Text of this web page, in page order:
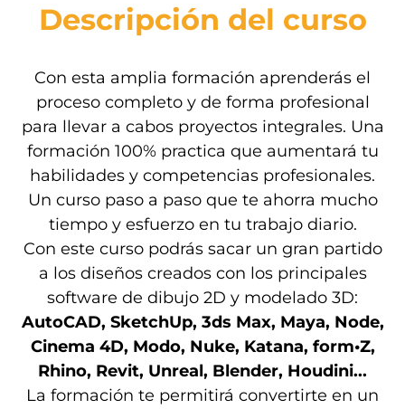
Descripción del curso
Con esta amplia formación aprenderás el
proceso completo y de forma profesional
para llevar a cabos proyectos integrales. Una
formación 100% practica que aumentará tu
habilidades y competencias profesionales.
Un curso paso a paso que te ahorra mucho
tiempo y esfuerzo en tu trabajo diario.
Con este curso podrás sacar un gran partido
a los diseños creados con los principales
software de dibujo 2D y modelado 3D:
AutoCAD, SketchUp, 3ds Max, Maya, Node,
Cinema 4D, Modo, Nuke, Katana, form•Z,
Rhino, Revit, Unreal, Blender, Houdini...
La formación te permitirá convertirte en un